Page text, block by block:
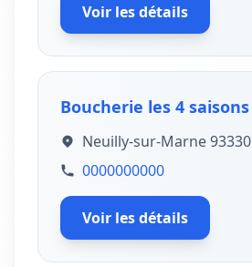
Voir les détails
Boucherie les 4 saisons
Neuilly-sur-Marne 93330
0000000000
Voir les détails